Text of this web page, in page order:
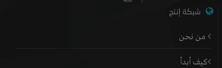
شبكة إنتج
من نحن
كيف أبدأ